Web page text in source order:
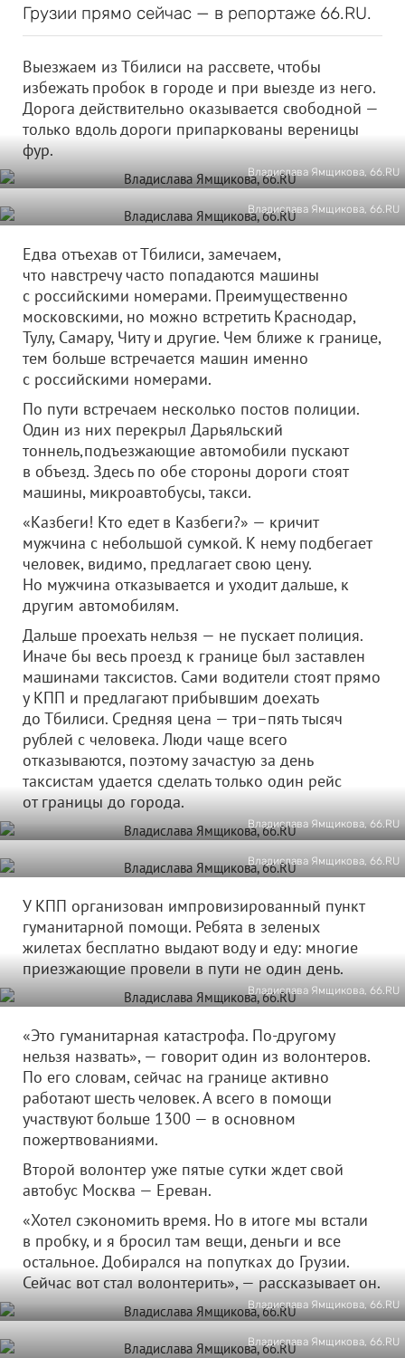
Грузии прямо сейчас — в репортаже 66.RU.
Выезжаем из Тбилиси на рассвете, чтобы
избежать пробок в городе и при выезде из него.
Дорога действительно оказывается свободной —
только вдоль дороги припаркованы вереницы
фур.
Владислава Ямщикова, 66.RU
Владислава Ямщикова, 66.RU
Едва отъехав от Тбилиси, замечаем,
что навстречу часто попадаются машины
с российскими номерами. Преимущественно
московскими, но можно встретить Краснодар,
Тулу, Самару, Читу и другие. Чем ближе к границе,
тем больше встречается машин именно
с российскими номерами.
По пути встречаем несколько постов полиции.
Один из них перекрыл Дарьяльский
тоннель,подъезжающие автомобили пускают
в объезд. Здесь по обе стороны дороги стоят
машины, микроавтобусы, такси.
«Казбеги! Кто едет в Казбеги?» — кричит
мужчина с небольшой сумкой. К нему подбегает
человек, видимо, предлагает свою цену.
Но мужчина отказывается и уходит дальше, к
другим автомобилям.
Дальше проехать нельзя — не пускает полиция.
Иначе бы весь проезд к границе был заставлен
машинами таксистов. Сами водители стоят прямо
у КПП и предлагают прибывшим доехать
до Тбилиси. Средняя цена — три–пять тысяч
рублей с человека. Люди чаще всего
отказываются, поэтому зачастую за день
таксистам удается сделать только один рейс
от границы до города.
Владислава Ямщикова, 66.RU
Владислава Ямщикова, 66.RU
У КПП организован импровизированный пункт
гуманитарной помощи. Ребята в зеленых
жилетах бесплатно выдают воду и еду: многие
приезжающие провели в пути не один день.
Владислава Ямщикова, 66.RU
«Это гуманитарная катастрофа. По-другому
нельзя назвать», — говорит один из волонтеров.
По его словам, сейчас на границе активно
работают шесть человек. А всего в помощи
участвуют больше 1300 — в основном
пожертвованиями.
Второй волонтер уже пятые сутки ждет свой
автобус Москва — Ереван.
«Хотел сэкономить время. Но в итоге мы встали
в пробку, и я бросил там вещи, деньги и все
остальное. Добирался на попутках до Грузии.
Сейчас вот стал волонтерить», — рассказывает он.
Владислава Ямщикова, 66.RU
Владислава Ямщикова, 66.RU